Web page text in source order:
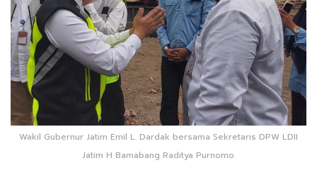
Wakil Gubernur Jatim Emil L. Dardak bersama Sekretaris DPW LDII
Jatim H Bamabang Raditya Purnomo.